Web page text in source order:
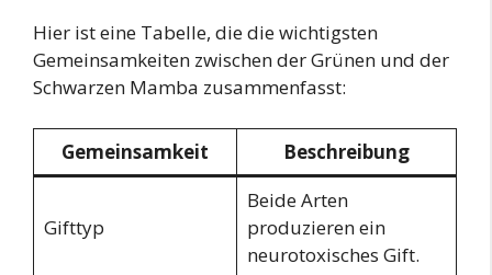
Hier ist eine Tabelle, die die wichtigsten
Gemeinsamkeiten zwischen der Grünen und der
Schwarzen Mamba zusammenfasst:
Gemeinsamkeit Beschreibung
Gifttyp
Beide Arten
produzieren ein
neurotoxisches Gift.